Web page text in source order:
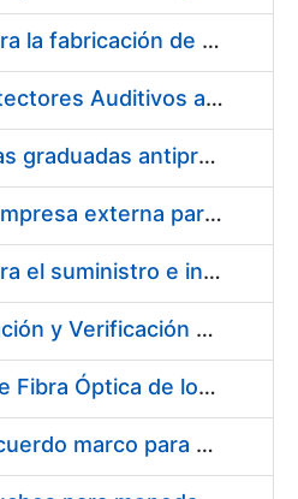
Acuerdo marco para la fabricación de piezas
Suministro de Protectores Auditivos a medida para las personas trabajadoras de los Centros de Trabajo de Madrid y Burgos
Suministro de gafas graduadas antiproyecciones para los trabajadores de la FNMT-RCM en los centros de trabajo de Madrid y Burgos
Servicios de una empresa externa para el asesoramiento y resolución de los recursos de alzada que se presentan relacionados con procesos de selección para la FNMT-RCM
Acuerdo marco para el suministro e instalación de persianas, estores y otros complementos
Servicio de Calibración y Verificación Externa de los Equipos de Medición del Servicio de Prevención de la FNMT-RCM
Conexión mediante Fibra Óptica de los Centros de Proceso de Datos (CPDs) de las sedes de la FNMT-RCM de Burgos y Madrid
Contratación de acuerdo marco para el Suministro de Material de Electricidad para la Fábrica Nacional de Moneda y Timbre-Real Casa de la Moneda en su centro de trabajo de Burgos